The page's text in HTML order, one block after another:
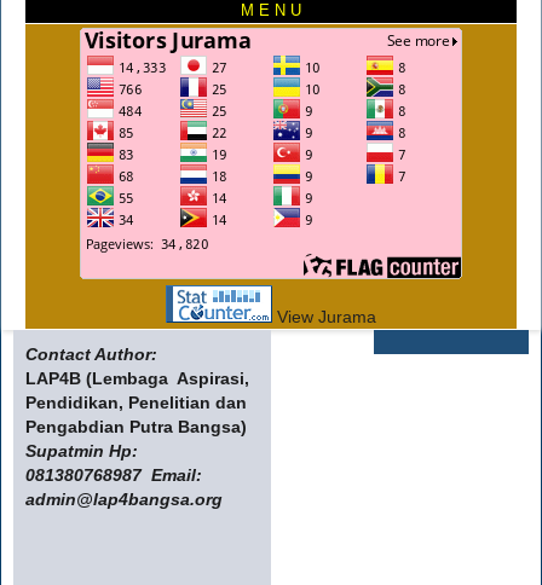
M E N U
View Jurama
Contact Author:
LAP4B (Lembaga Aspirasi,
Pendidikan, Penelitian dan
Pengabdian Putra Bangsa)
Supatmin Hp:
081380768987 Email:
admin@lap4bangsa.org